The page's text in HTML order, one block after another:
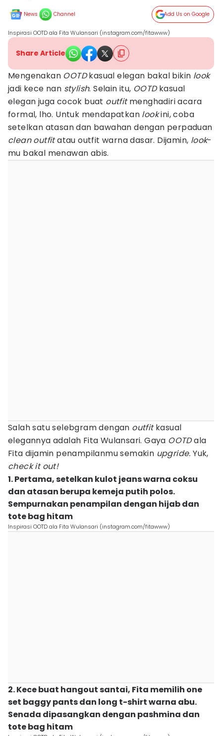
News Channel Add Us on Google
Inspirasi OOTD ala Fita Wulansari (instagram.com/fitawww)
Share Article
Mengenakan OOTDkasual elegan bakal bikin look
jadi kece nan stylish. Selain itu, OOTDkasual
elegan juga cocok buat outfitmenghadiri acara
formal, lho. Untuk mendapatkan lookini, coba
setelkan atasan dan bawahan dengan perpaduan
clean outfitatau outfit warna dasar. Dijamin, look-
mu bakal menawan abis.
Salah satu selebgram dengan outfitkasual
elegannya adalah Fita Wulansari. Gaya OOTDala
Fita dijamin penampilanmu semakin upgride. Yuk,
check it out!
1. Pertama, setelkan kulot jeans warna coksu
dan atasan berupa kemeja putih polos.
Sempurnakan penampilan dengan hijab dan
tote bag hitam
Inspirasi OOTD ala Fita Wulansari (instagram.com/fitawww)
2. Kece buat hangout santai, Fita memilih one
set baggy pants dan long t-shirt warna abu.
Senada dipasangkan dengan pashmina dan
tote bag hitam